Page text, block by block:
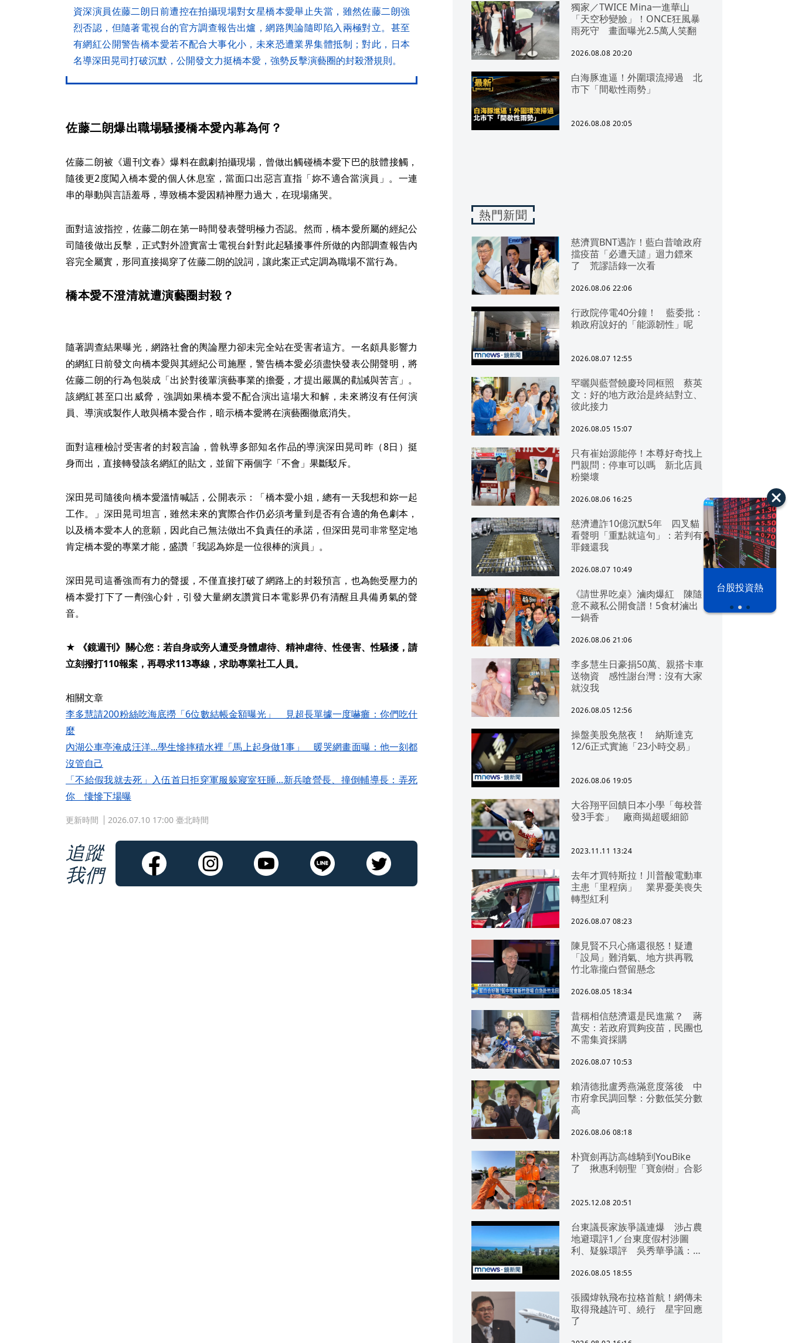
漢光42演習 台股投資熱
資深演員佐藤二朗日前遭控在拍攝現場對女星橋本愛舉止失當，雖然佐藤二朗強
烈否認，但隨著電視台的官方調查報告出爐，網路輿論隨即陷入兩極對立。甚至
有網紅公開警告橋本愛若不配合大事化小，未來恐遭業界集體抵制；對此，日本
名導深田晃司打破沉默，公開發文力挺橋本愛，強勢反擊演藝圈的封殺潛規則。
佐藤二朗爆出職場騷擾橋本愛內幕為何？
佐藤二朗被《週刊文春》爆料在戲劇拍攝現場，曾做出觸碰橋本愛下巴的肢體接觸，
隨後更2度闖入橋本愛的個人休息室，當面口出惡言直指「妳不適合當演員」。一連
串的舉動與言語羞辱，導致橋本愛因精神壓力過大，在現場痛哭。
面對這波指控，佐藤二朗在第一時間發表聲明極力否認。然而，橋本愛所屬的經紀公
司隨後做出反擊，正式對外證實富士電視台針對此起騷擾事件所做的內部調查報告內
容完全屬實，形同直接揭穿了佐藤二朗的說詞，讓此案正式定調為職場不當行為。
橋本愛不澄清就遭演藝圈封殺？
隨著調查結果曝光，網路社會的輿論壓力卻未完全站在受害者這方。一名頗具影響力
的網紅日前發文向橋本愛與其經紀公司施壓，警告橋本愛必須盡快發表公開聲明，將
佐藤二朗的行為包裝成「出於對後輩演藝事業的擔憂，才提出嚴厲的勸誡與苦言」。
該網紅甚至口出威脅，強調如果橋本愛不配合演出這場大和解，未來將沒有任何演
員、導演或製作人敢與橋本愛合作，暗示橋本愛將在演藝圈徹底消失。
面對這種檢討受害者的封殺言論，曾執導多部知名作品的導演深田晃司昨（8日）挺
身而出，直接轉發該名網紅的貼文，並留下兩個字「不會」果斷駁斥。
深田晃司隨後向橋本愛溫情喊話，公開表示：「橋本愛小姐，總有一天我想和妳一起
工作。」深田晃司坦言，雖然未來的實際合作仍必須考量到是否有合適的角色劇本，
以及橋本愛本人的意願，因此自己無法做出不負責任的承諾，但深田晃司非常堅定地
肯定橋本愛的專業才能，盛讚「我認為妳是一位很棒的演員」。
深田晃司這番強而有力的聲援，不僅直接打破了網路上的封殺預言，也為飽受壓力的
橋本愛打下了一劑強心針，引發大量網友讚賞日本電影界仍有清醒且具備勇氣的聲
音。
★ 《鏡週刊》關心您：若自身或旁人遭受身體虐待、精神虐待、性侵害、性騷擾，請
立刻撥打110報案，再尋求113專線，求助專業社工人員。
相關文章
李多慧請200粉絲吃海底撈「6位數結帳金額曝光」 見超長單據一度嚇癱：你們吃什
麼
內湖公車亭淹成汪洋...學生慘摔積水裡「馬上起身做1事」 暖哭網畫面曝：他一刻都
沒管自己
「不給假我就去死」入伍首日拒穿軍服躲寢室狂睡...新兵嗆營長、撞倒輔導長：弄死
你 悽慘下場曝
更新時間 2026.07.10 17:00 臺北時間
追蹤
我們
獨家／TWICE Mina一進華山
「天空秒變臉」！ONCE狂風暴
雨死守 畫面曝光2.5萬人笑翻
2026.08.08 20:20
白海豚進逼！外圍環流掃過 北
市下「間歇性雨勢」
2026.08.08 20:05
熱門新聞
慈濟買BNT遇詐！藍白昔嗆政府
擋疫苗「必遭天譴」迴力鏢來
了 荒謬語錄一次看
2026.08.06 22:06
行政院停電40分鐘！ 藍委批：
賴政府說好的「能源韌性」呢
2026.08.07 12:55
罕曬與藍營饒慶玲同框照 蔡英
文：好的地方政治是終結對立、
彼此接力
2026.08.05 15:07
只有崔始源能停！本尊好奇找上
門親問：停車可以嗎 新北店員
粉樂壞
2026.08.06 16:25
慈濟遭詐10億沉默5年 四叉貓
看聲明「重點就這句」：若判有
罪錢還我
2026.08.07 10:49
《請世界吃桌》滷肉爆紅 陳隨
意不藏私公開食譜！5食材滷出
一鍋香
2026.08.06 21:06
李多慧生日豪捐50萬、親搭卡車
送物資 感性謝台灣：沒有大家
就沒我
2026.08.05 12:56
操盤美股免熬夜！ 納斯達克
12/6正式實施「23小時交易」
2026.08.06 19:05
大谷翔平回饋日本小學「每校普
發3手套」 廠商揭超暖細節
2023.11.11 13:24
去年才買特斯拉！川普酸電動車
主患「里程病」 業界憂美喪失
轉型紅利
2026.08.07 08:23
陳見賢不只心痛還很怒！疑遭
「設局」難消氣、地方拱再戰
竹北靠攏白營留懸念
2026.08.05 18:34
昔稱相信慈濟還是民進黨？ 蔣
萬安：若政府買夠疫苗，民團也
不需集資採購
2026.08.07 10:53
賴清德批盧秀燕滿意度落後 中
市府拿民調回擊：分數低笑分數
高
2026.08.06 08:18
朴寶劍再訪高雄騎到YouBike
了 揪惠利朝聖「寶劍樹」合影
2025.12.08 20:51
台東議長家族爭議連爆 涉占農
地避環評1／台東度假村涉圖
利、疑躲環評 吳秀華爭議：概
2026.08.05 18:55
張國煒執飛布拉格首航！網傳未
取得飛越許可、繞行 星宇回應
了